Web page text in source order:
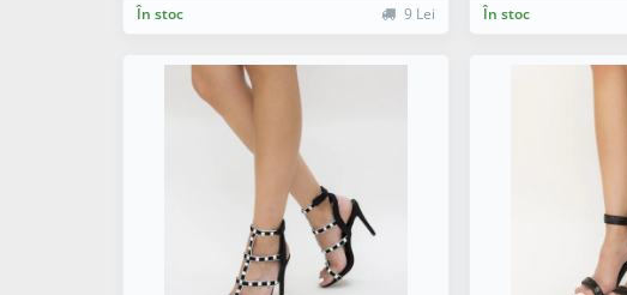
În stoc 9 Lei În stoc